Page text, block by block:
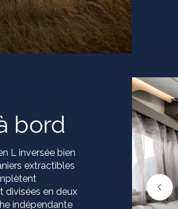
bord
L inversée bien
extractibles
divisées en deux
indépendante